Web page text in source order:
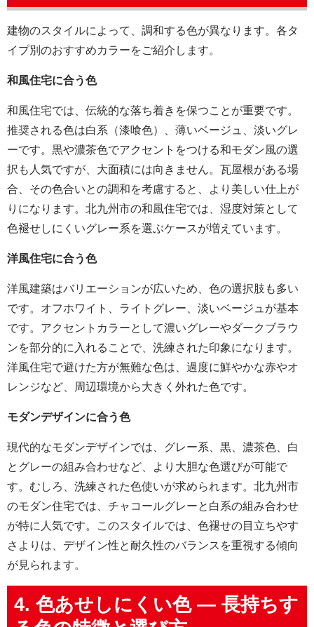
建物のスタイルによって、調和する色が異なります。各タ
イプ別のおすすめカラーをご紹介します。
和風住宅に合う色
和風住宅では、伝統的な落ち着きを保つことが重要です。
推奨される色は白系（漆喰色）、薄いベージュ、淡いグレ
ーです。黒や濃茶色でアクセントをつける和モダン風の選
択も人気ですが、大面積には向きません。瓦屋根がある場
合、その色合いとの調和を考慮すると、より美しい仕上が
りになります。北九州市の和風住宅では、湿度対策として
色褪せしにくいグレー系を選ぶケースが増えています。
洋風住宅に合う色
洋風建築はバリエーションが広いため、色の選択肢も多い
です。オフホワイト、ライトグレー、淡いベージュが基本
です。アクセントカラーとして濃いグレーやダークブラウ
ンを部分的に入れることで、洗練された印象になります。
洋風住宅で避けた方が無難な色は、過度に鮮やかな赤やオ
レンジなど、周辺環境から大きく外れた色です。
モダンデザインに合う色
現代的なモダンデザインでは、グレー系、黒、濃茶色、白
とグレーの組み合わせなど、より大胆な色選びが可能で
す。むしろ、洗練された色使いが求められます。北九州市
のモダン住宅では、チャコールグレーと白系の組み合わせ
が特に人気です。このスタイルでは、色褪せの目立ちやす
さよりは、デザイン性と耐久性のバランスを重視する傾向
が見られます。
4. 色あせしにくい色 — 長持ちす